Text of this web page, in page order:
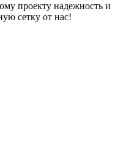
проекту надежность и
сетку от нас!